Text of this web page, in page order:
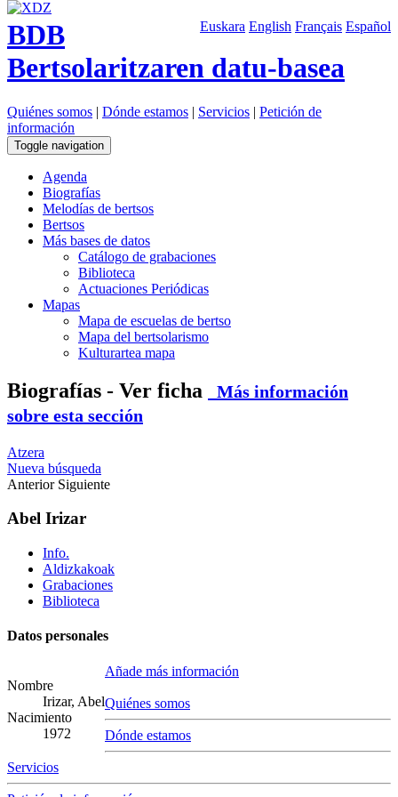
Euskara English Français Español
BDB
Bertsolaritzaren datu-basea
Quiénes somos | Dónde estamos | Servicios | Petición de
información
Toggle navigation
Agenda
Biografías
Melodías de bertsos
Bertsos
Más bases de datos
Catálogo de grabaciones
Biblioteca
Actuaciones Periódicas
Mapas
Mapa de escuelas de bertso
Mapa del bertsolarismo
Kulturartea mapa
Biografías - Ver ficha
Más información
sobre esta sección
Atzera
Nueva búsqueda
Anterior Siguiente
Abel Irizar
Info.
Aldizkakoak
Grabaciones
Biblioteca
Datos personales
Nombre
Irizar, Abel
Nacimiento
1972
Añade más información
Quiénes somos
Dónde estamos
Servicios